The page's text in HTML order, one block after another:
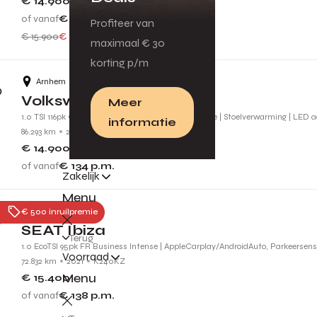
Profiteer van
maximaal € 30
korting p/m
Meer
informatie
Zakelijk
Menu
Terug
Voorraad
Menu
of vanaf€ 134
p.m.
€ 15.900€ 1.000 voordeel
Arnhem
Volkswagen Golf
1.0 TSI 116pk Comfortline Business | Adaptive Cruise | Stoelverwarming |
86.293 km
2019 G437FJ
€ 14.900
of vanaf€ 134 p.m.
€ 500 inruilpremie
Tiel
SEAT Ibiza
1.0 EcoTSI 95pk FR Business Intense | AppleCarplay/AndroidAuto,
72.832 km
2021 K240KZ
€ 15.400
of vanaf€ 138 p.m.